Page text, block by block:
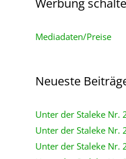
Werbung
Mediadaten/Preise
Neueste
Unter der Staleke Nr.
Unter der Staleke Nr.
Unter der Staleke Nr.